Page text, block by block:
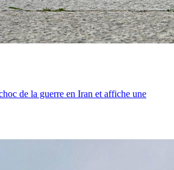
de la guerre en Iran et affiche une